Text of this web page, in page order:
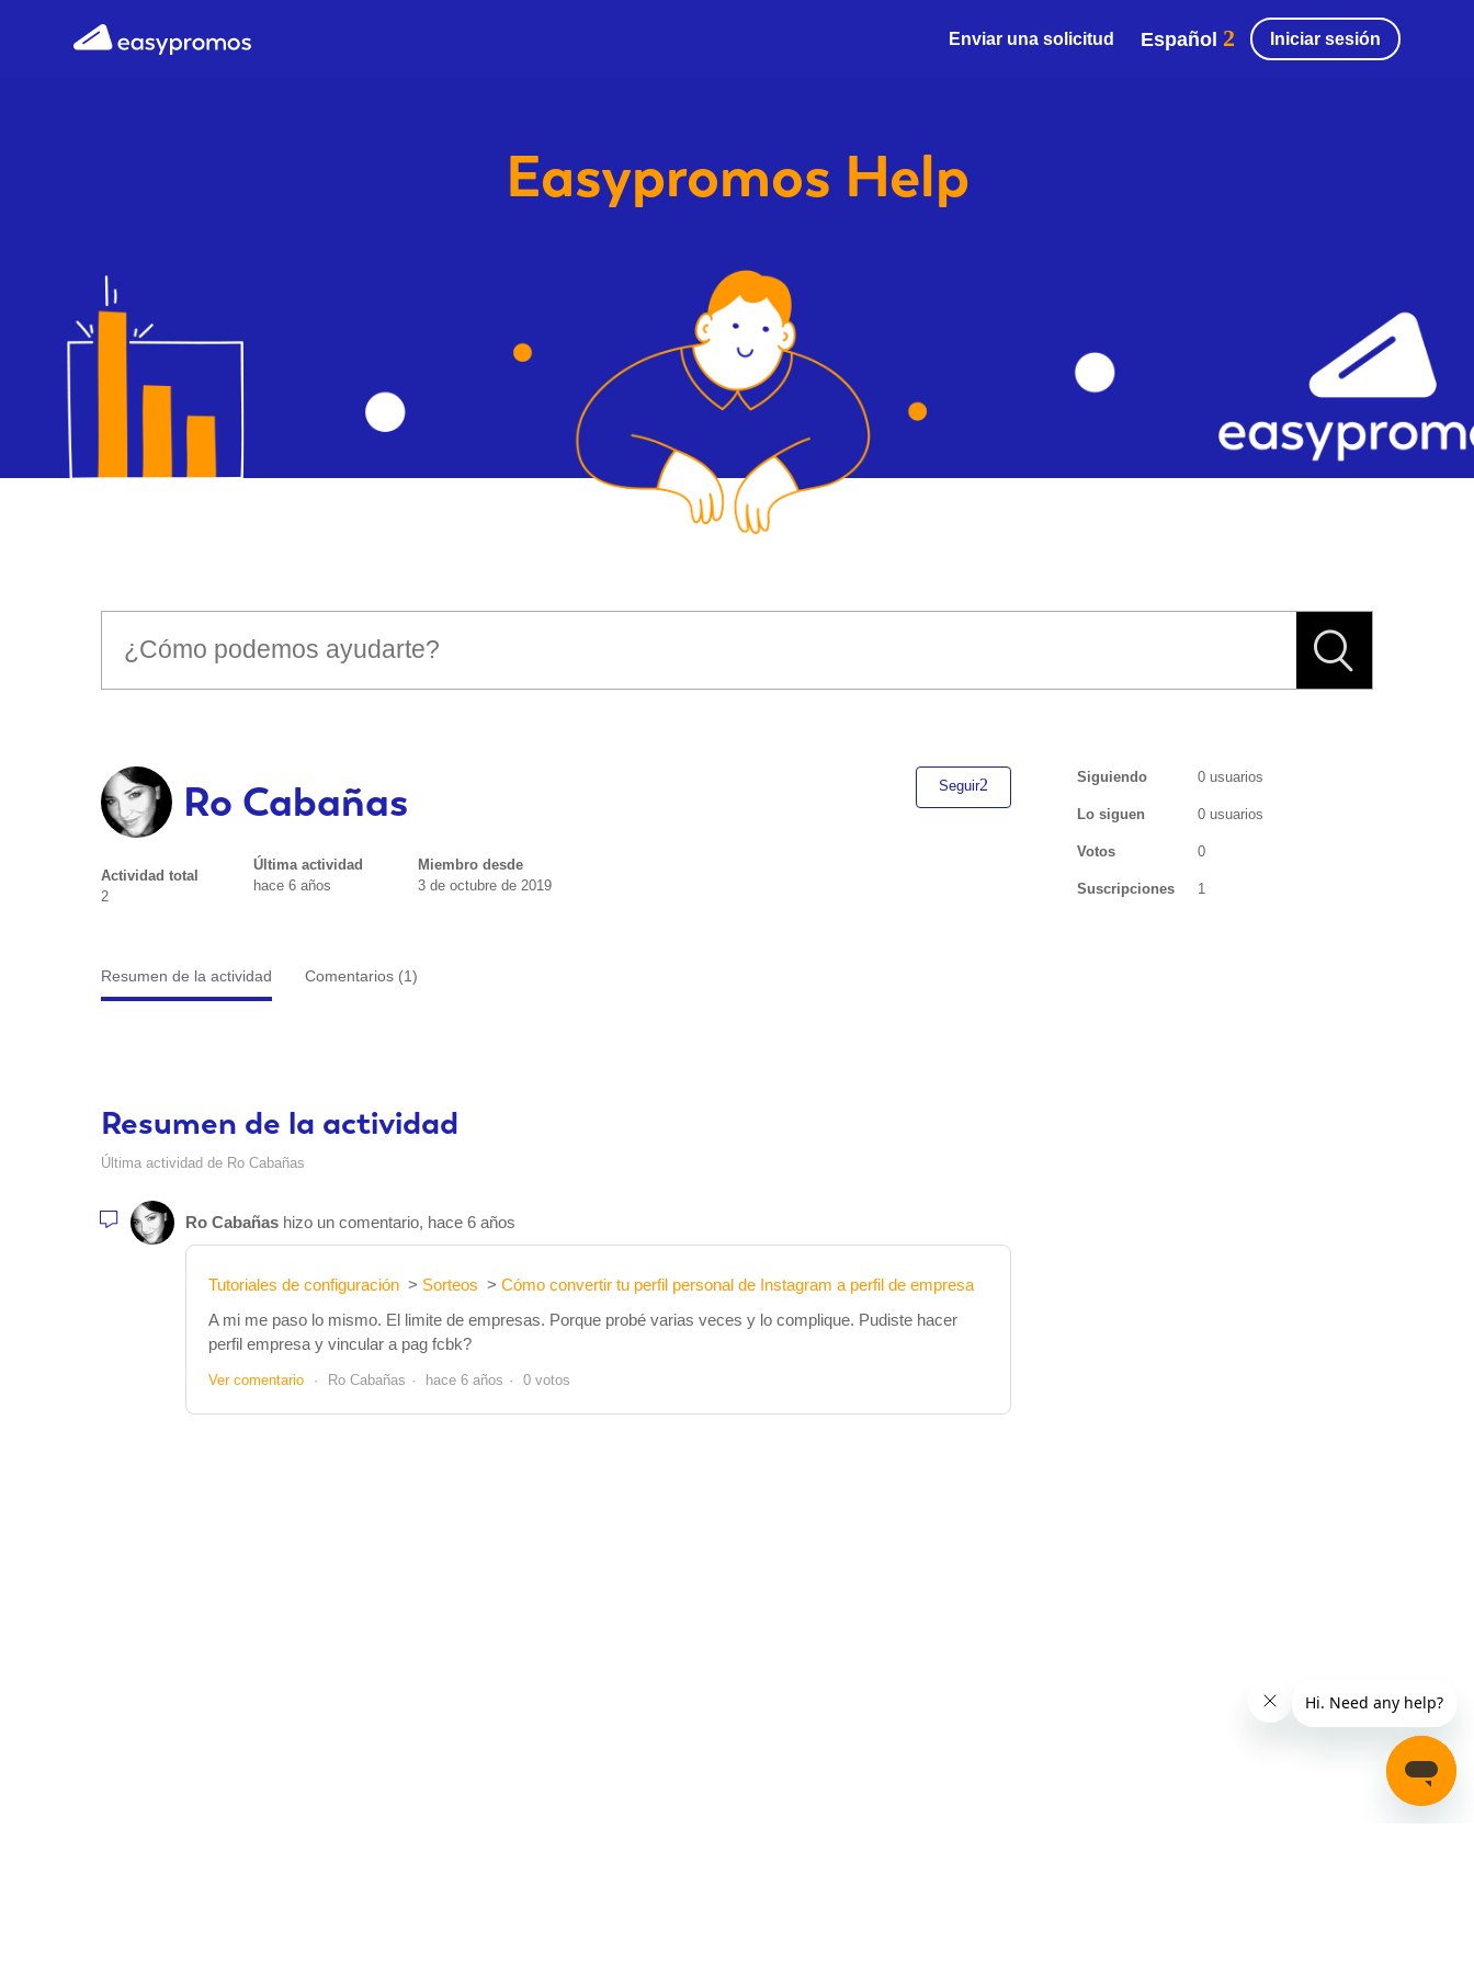
Enviar una solicitud Español Iniciar sesión
Easypromos Help
Ro Cabañas Seguir
Actividad total
2
Última actividad
hace 6 años
Miembro desde
3 de octubre de 2019
Siguiendo 0 usuarios
Lo siguen 0 usuarios
Votos 0
Suscripciones 1
Resumen de la actividad Comentarios (1)
Resumen de la actividad
Última actividad de Ro Cabañas
Ro Cabañas hizo un comentario, hace 6 años
Tutoriales de configuración Sorteos
Cómo convertir tu perfil personal de Instagram a perfil de empresa
A mi me paso lo mismo. El limite de empresas. Porque probé varias veces y lo complique. Pudiste hacer
perfil empresa y vincular a pag fcbk?
Ver comentario Ro Cabañas hace 6 años 0 votos